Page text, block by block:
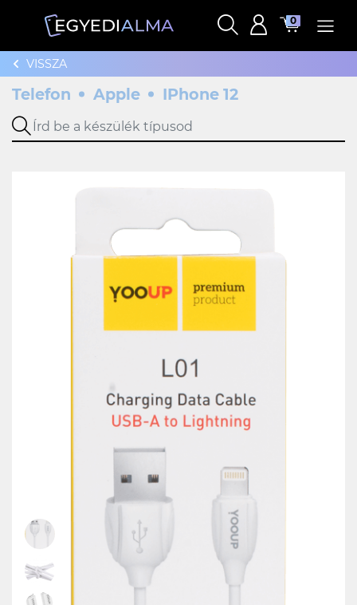
0
VISSZA
Telefon Apple IPhone 12